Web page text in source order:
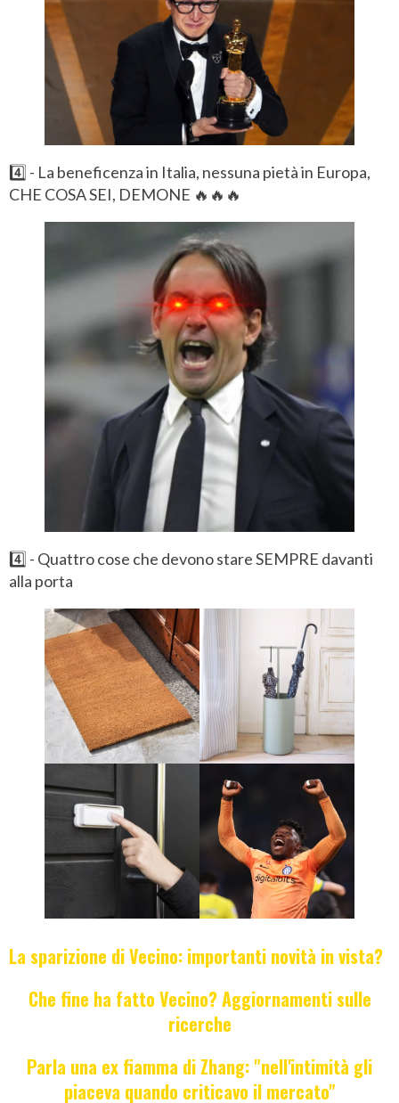
4️⃣ - La beneficenza in Italia, nessuna pietà in Europa,
CHE COSA SEI, DEMONE 🔥🔥🔥
4️⃣ - Quattro cose che devono stare SEMPRE davanti
alla porta
La sparizione di Vecino: importanti novità in vista?
Che fine ha fatto Vecino? Aggiornamenti sulle
ricerche
Parla una ex fiamma di Zhang: "nell'intimità gli
piaceva quando criticavo il mercato"